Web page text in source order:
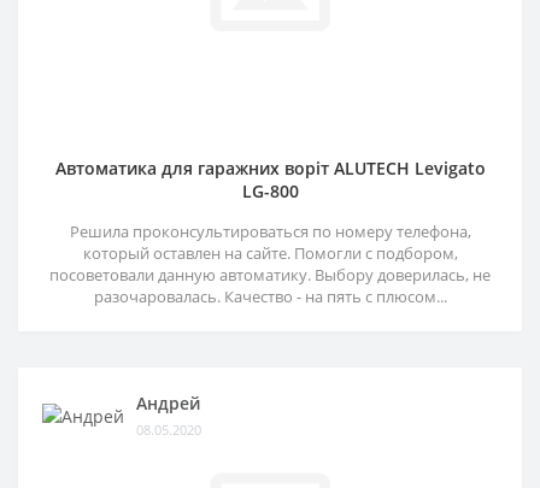
Автоматика для гаражних воріт ALUTECH Levigato
LG-800
Решила проконсультироваться по номеру телефона,
который оставлен на сайте. Помогли с подбором,
посоветовали данную автоматику. Выбору доверилась, не
разочаровалась. Качество - на пять с плюсом...
Андрей
08.05.2020